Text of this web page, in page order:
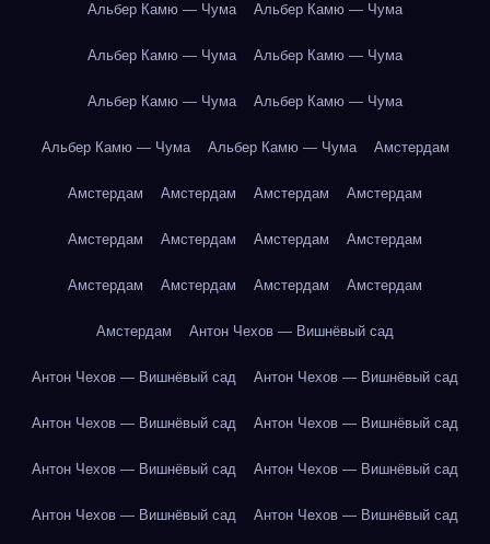
Альбер Камю — Чума Альбер Камю — Чума
Альбер Камю — Чума Альбер Камю — Чума
Альбер Камю — Чума Альбер Камю — Чума
Альбер Камю — Чума Альбер Камю — Чума Амстердам
Амстердам Амстердам Амстердам Амстердам
Амстердам Амстердам Амстердам Амстердам
Амстердам Амстердам Амстердам Амстердам
Амстердам Антон Чехов — Вишнёвый сад
Антон Чехов — Вишнёвый сад Антон Чехов — Вишнёвый сад
Антон Чехов — Вишнёвый сад Антон Чехов — Вишнёвый сад
Антон Чехов — Вишнёвый сад Антон Чехов — Вишнёвый сад
Антон Чехов — Вишнёвый сад Антон Чехов — Вишнёвый сад